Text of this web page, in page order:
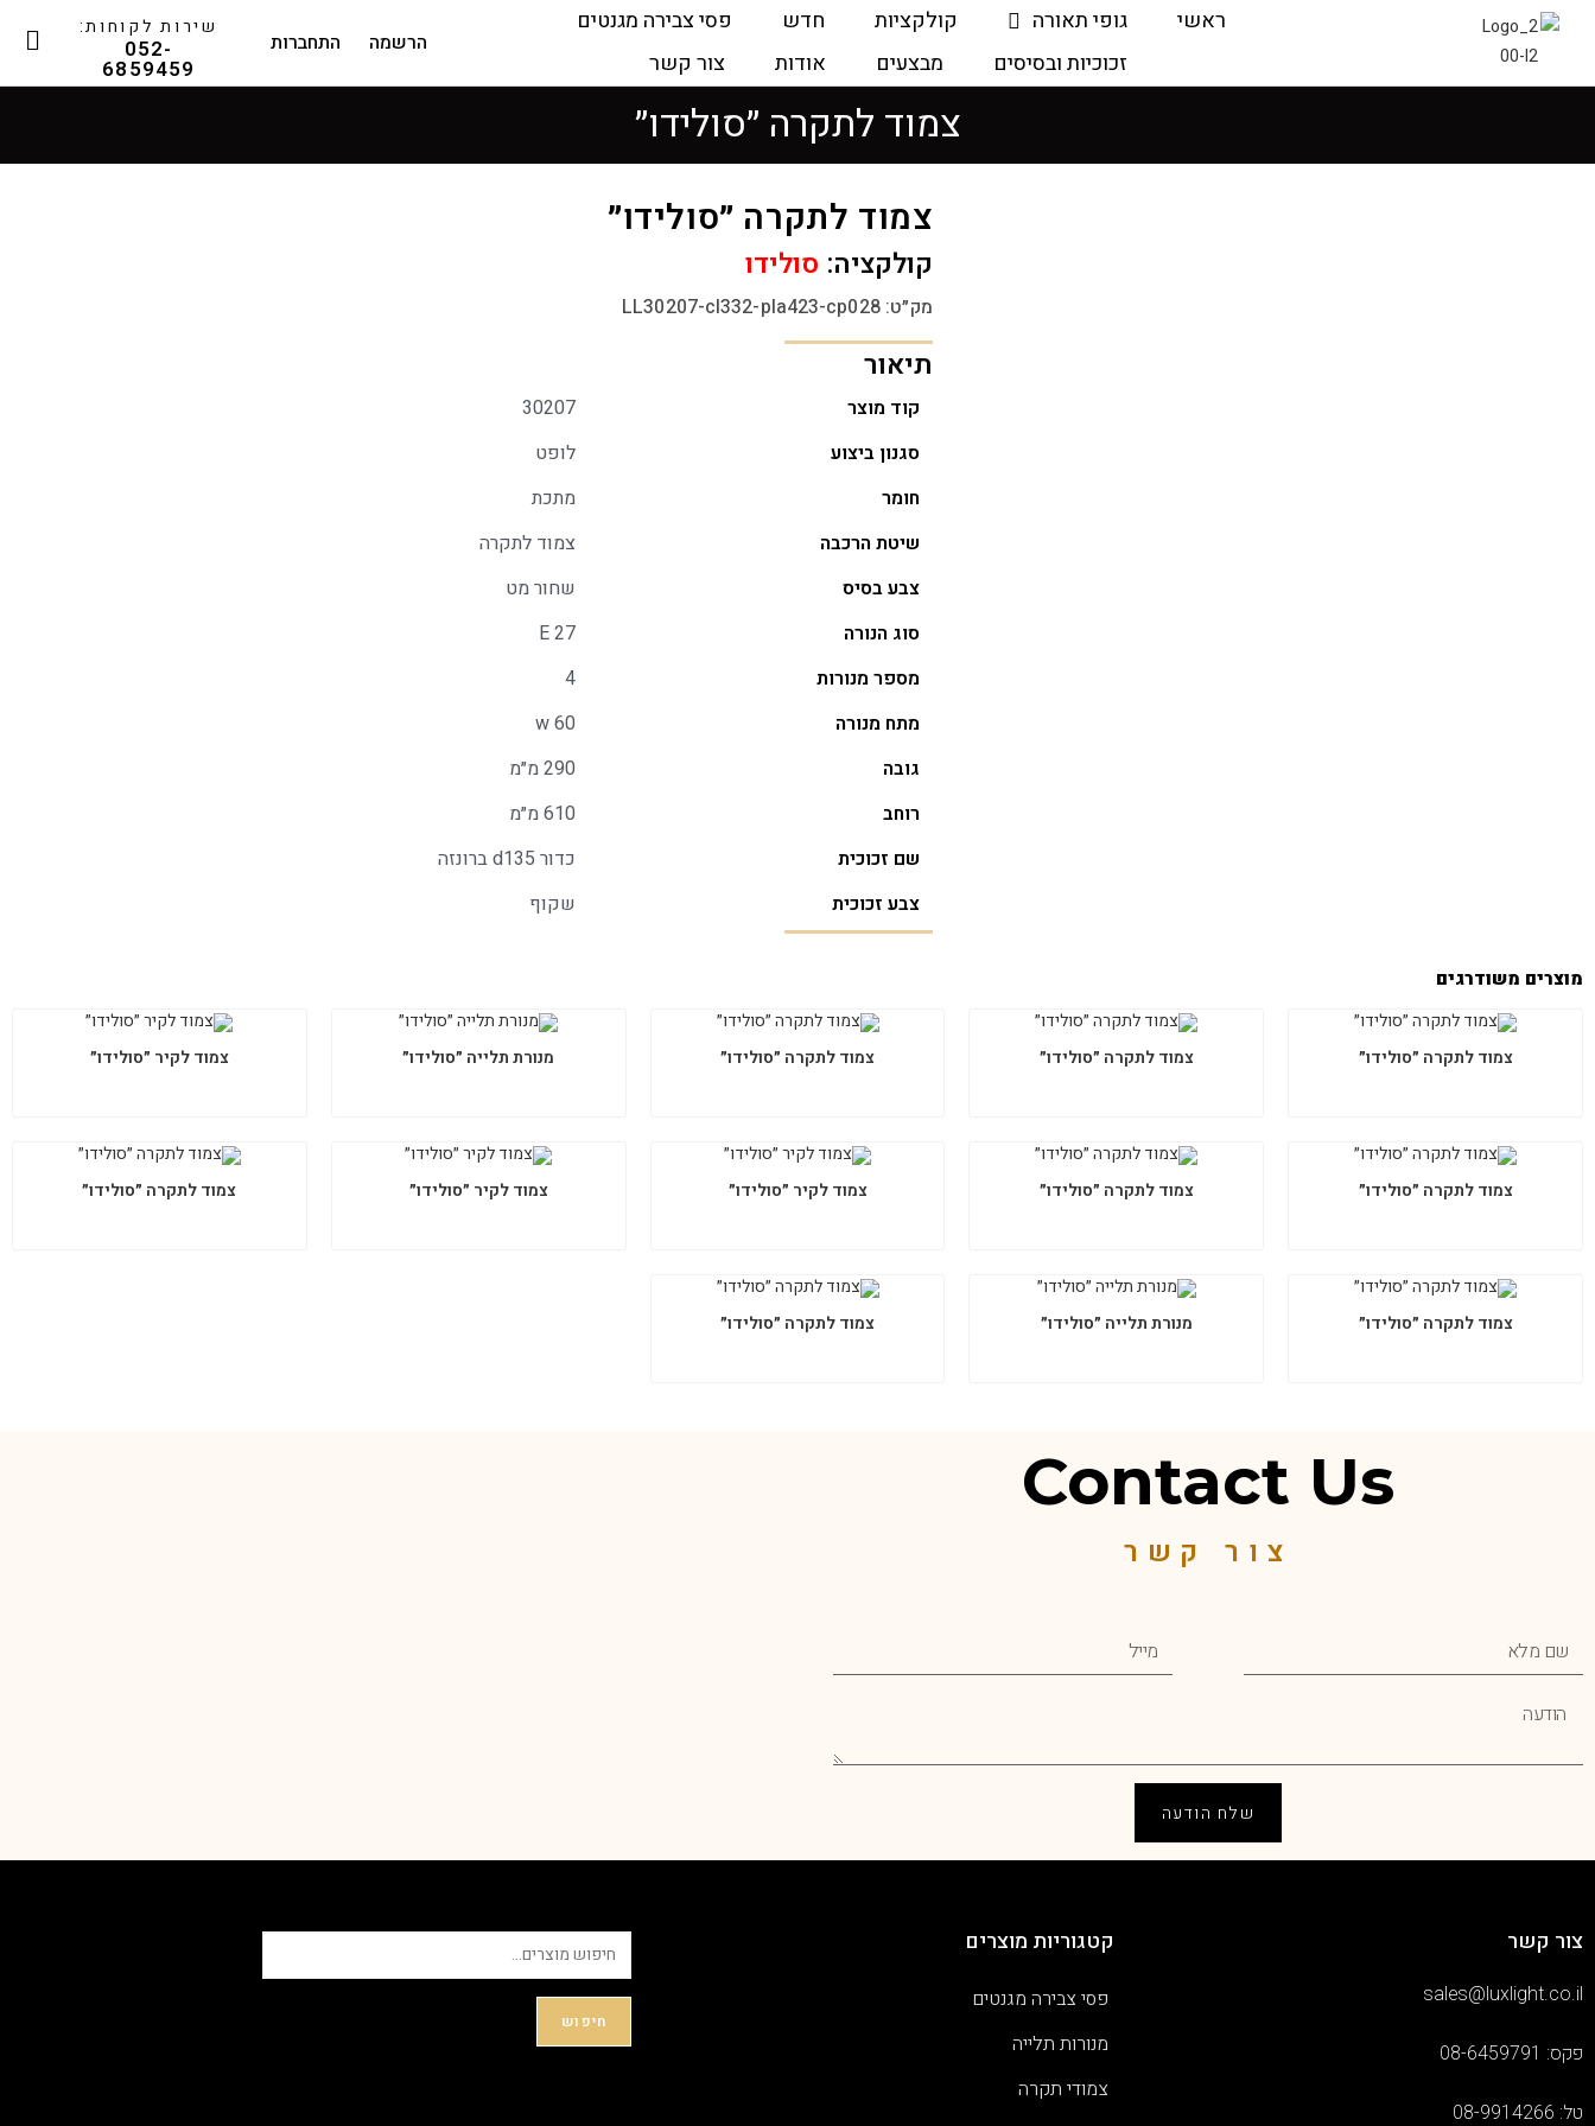
ראשי גופי תאורה קולקציות חדש
פסי צבירה מגנטים
זכוכיות ובסיסים
מבצעים אודות צור קשר
הרשמה התחברות
שירות לקוחות:
052-
6859459
צמוד לתקרה ״סולידו״
צמוד לתקרה ״סולידו״
קולקציה: סולידו
מק״ט: LL30207-cl332-pla423-cp028
תיאור
קוד מוצר
30207
סגנון ביצוע
לופט
חומר
מתכת
שיטת הרכבה
צמוד לתקרה
צבע בסיס
שחור מט
סוג הנורה
E 27
מספר מנורות
4
מתח מנורה
w 60
גובה
290 מ״מ
רוחב
610 מ״מ
שם זכוכית
כדור d135 ברונזה
צבע זכוכית
שקוף
מוצרים משודרגים
צמוד לתקרה ״סולידו״ צמוד לתקרה ״סולידו״ צמוד לתקרה ״סולידו״ מנורת תלייה ״סולידו״ צמוד לקיר ״סולידו״
צמוד לתקרה ״סולידו״ צמוד לתקרה ״סולידו״ צמוד לקיר ״סולידו״ צמוד לקיר ״סולידו״ צמוד לתקרה ״סולידו״
צמוד לתקרה ״סולידו״ מנורת תלייה ״סולידו״ צמוד לתקרה ״סולידו״
Contact Us
צור קשר
שלח הודעה
צור קשר
sales@luxlight.co.il
פקס: 08-6459791
טל: 08-9914266
קטגוריות מוצרים
פסי צבירה מגנטים
מנורות תלייה
צמודי תקרה
חיפוש